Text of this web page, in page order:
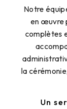
Notre
en œuvre
complètes
la
Un